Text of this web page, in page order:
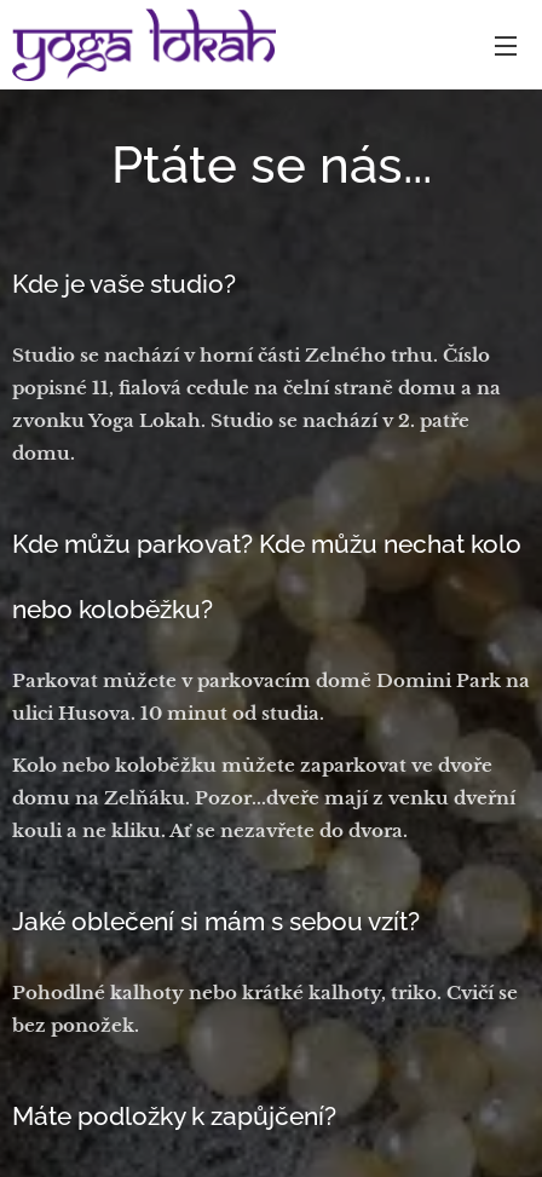
Ptáte se nás...
Kde je vaše studio?
Studio se nachází v horní části Zelného trhu. Číslo
popisné 11, fialová cedule na čelní straně domu a na
zvonku Yoga Lokah. Studio se nachází v 2. patře
domu.
Kde můžu parkovat? Kde můžu nechat kolo
nebo koloběžku?
Parkovat můžete v parkovacím domě Domini Park na
ulici Husova. 10 minut od studia.
Kolo nebo koloběžku můžete zaparkovat ve dvoře
domu na Zelňáku. Pozor...dveře mají z venku dveřní
kouli a ne kliku. Ať se nezavřete do dvora.
Jaké oblečení si mám s sebou vzít?
Pohodlné kalhoty nebo krátké kalhoty, triko. Cvičí se
bez ponožek.
Máte podložky k zapůjčení?